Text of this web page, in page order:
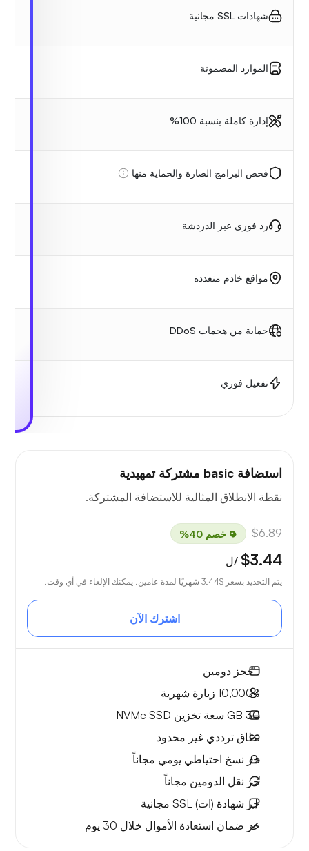
شهادات SSL مجانية
الموارد المضمونة
إدارة كاملة بنسبة 100%
فحص البرامج الضارة والحماية منها
رد فوري عبر الدردشة
مواقع خادم متعددة
حماية من هجمات DDoS
تفعيل فوري
استضافة basic مشتركة تمهيدية
نقطة الانطلاق المثالية للاستضافة المشتركة.
$6.89 خصم 40%
$3.44 /ل
يتم التجديد بسعر $3.44 شهريًا لمدة عامين. يمكنك الإلغاء في أي وقت.
اشترك الآن
1حجز دومين
~10,000
زيارة شهرية
30 GB
سعة تخزين NVMe SSD
نطاق ترددي غير محدود
حر نسخ احتياطي يومي مجاناً
حر نقل الدومين مجاناً
حر شهادة (ات) SSL مجانية
حر ضمان استعادة الأموال خلال 30 يوم